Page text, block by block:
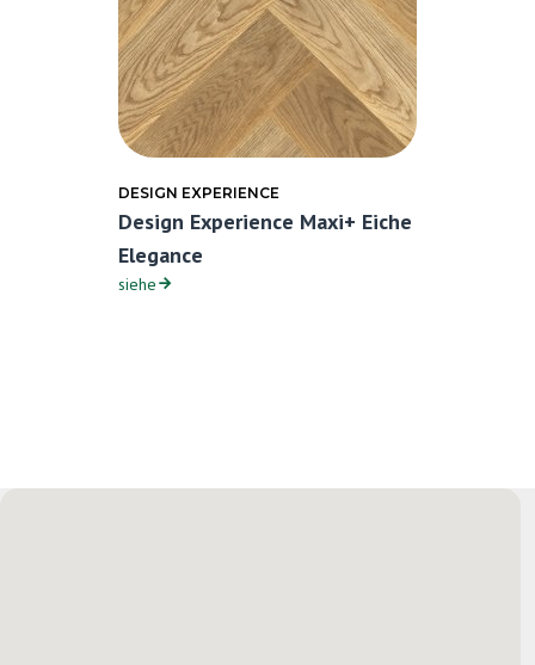
DESIGN EXPERIENCE
Design Experience Maxi+ Eiche
Elegance
siehe